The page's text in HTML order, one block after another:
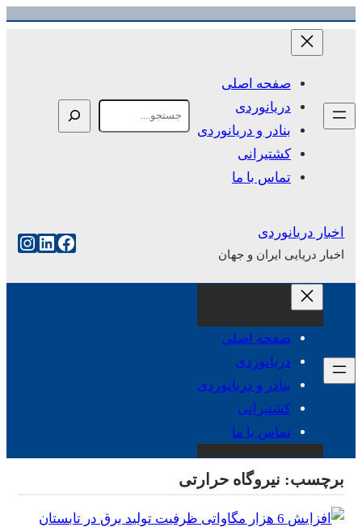
رفتن
صفحه اصلی
دریانوردی
بنادر و دریانوردی
کشتیرانی
تماس با ما
اخبار دریانوردی
اخبار دریایی ایران و جهان
فیس‌بوک
صفحه اصلی
دریانوردی
بنادر و دریانوردی
کشتیرانی
تماس با ما
برچسب: نیروگاه حرارتی